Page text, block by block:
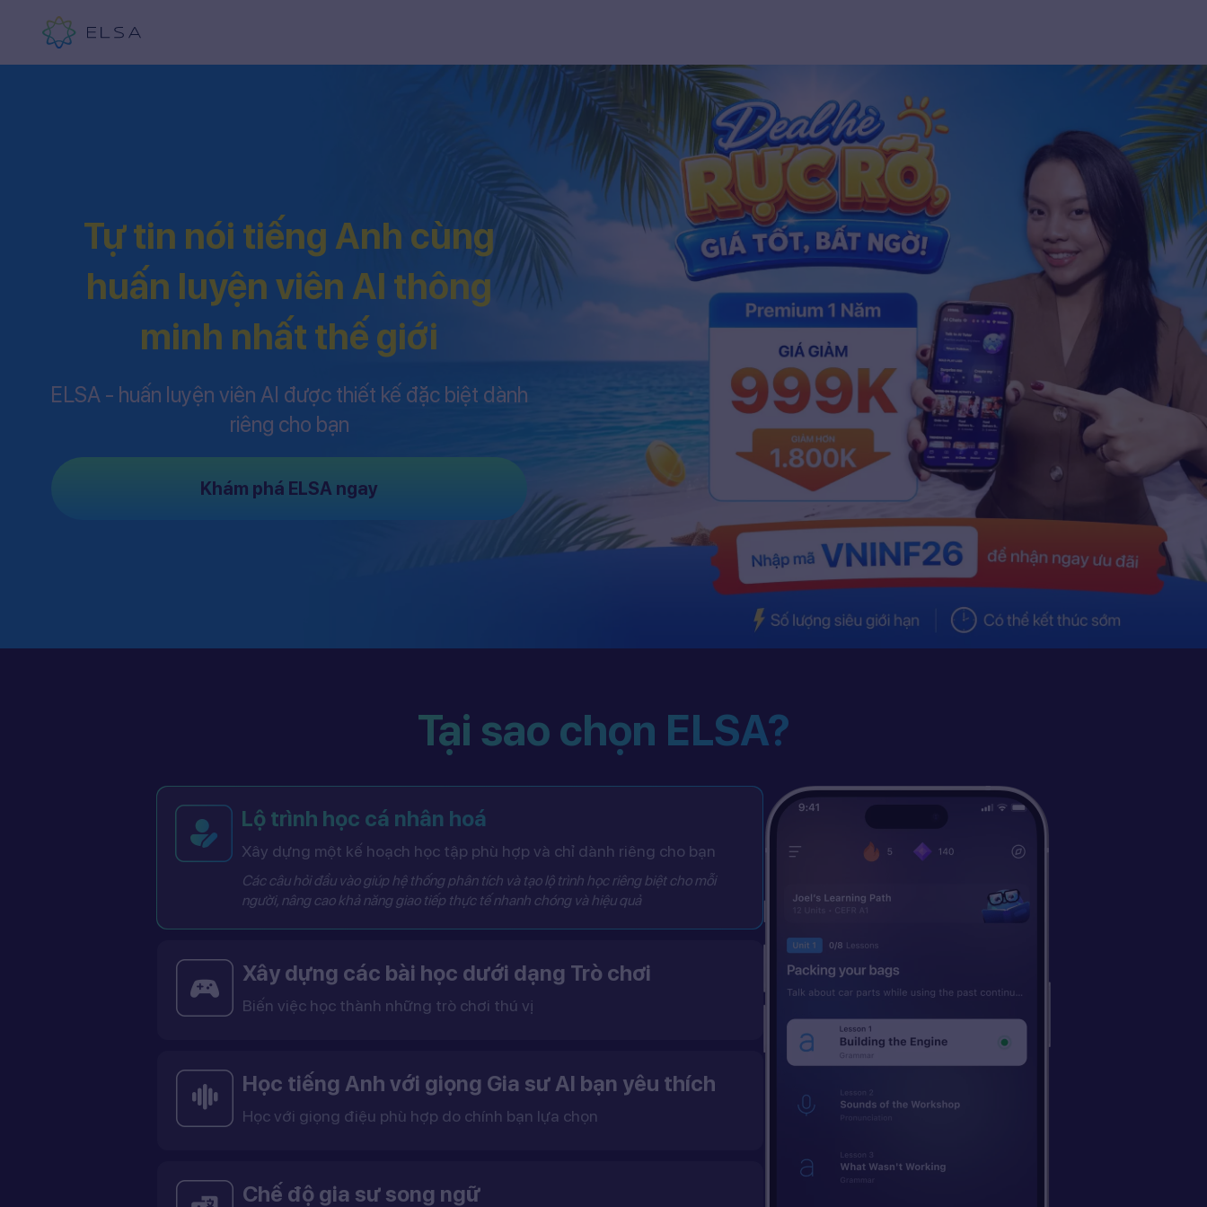
Tự tin nói tiếng Anh cùng
huấn luyện viên AI thông
minh nhất thế giới
ELSA - huấn luyện viên AI được thiết kế đặc biệt dành
riêng cho bạn
Khám phá ELSA ngay
Tại sao chọn ELSA?
Lộ trình học cá nhân hoá
Xây dựng một kế hoạch học tập phù hợp và chỉ dành riêng cho bạn
Các câu hỏi đầu vào giúp hệ thống phân tích và tạo lộ trình học riêng biệt cho mỗi
người, nâng cao khả năng giao tiếp thực tế nhanh chóng và hiệu quả
Xây dựng các bài học dưới dạng Trò chơi
Biến việc học thành những trò chơi thú vị
Học tiếng Anh với giọng Gia sư AI bạn yêu thích
Học với giọng điệu phù hợp do chính bạn lựa chọn
Chế độ gia sư song ngữ